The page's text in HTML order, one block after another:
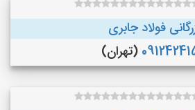
فولاد جابری
(تهران)